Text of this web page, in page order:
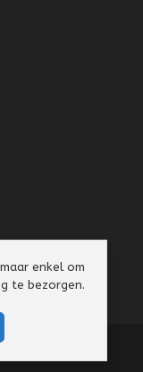
enkel om
te bezorgen.